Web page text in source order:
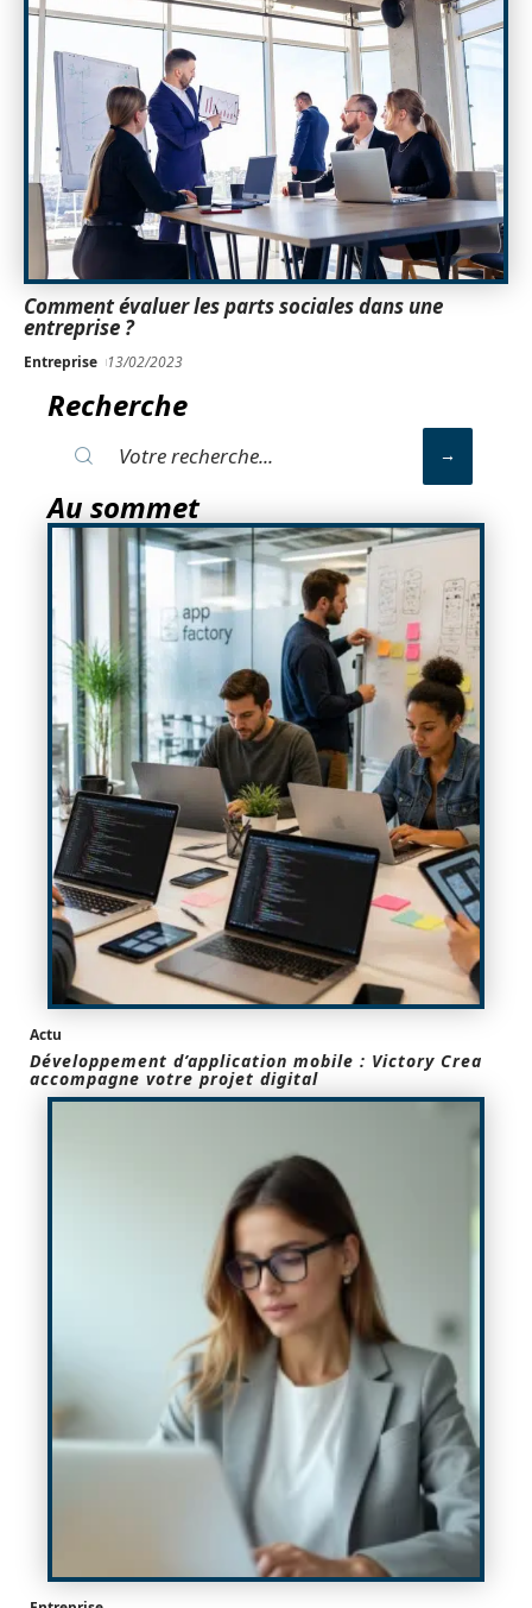
Comment évaluer les parts sociales dans une
entreprise ?
Entreprise 13/02/2023
Recherche
Au sommet
Actu
Développement d’application mobile : Victory Crea
accompagne votre projet digital